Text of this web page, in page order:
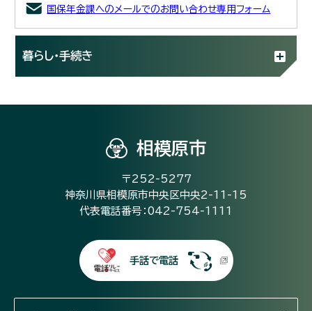
国保年金課へのメールでのお問い合わせ専用フォーム
暮らし・手続き
相模原市
〒252-5277
神奈川県相模原市中央区中央2-11-15
代表電話番号：042-754-1111
手話で電話